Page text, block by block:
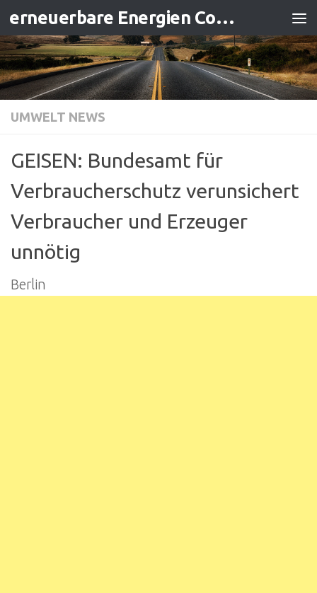
Zum Inhalt springen erneuerbare Energien Contracting
UMWELT NEWS
GEISEN: Bundesamt für
Verbraucherschutz verunsichert
Verbraucher und Erzeuger
unnötig
Berlin